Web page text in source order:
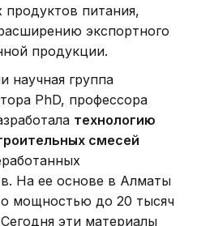
питания,
экспортного
продукции.
научная группа
PhD, профессора
технологию
смесей
На ее основе в Алматы
мощностью до 20 тысяч
эти материалы